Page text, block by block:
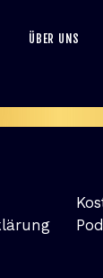
ÜBER UNS